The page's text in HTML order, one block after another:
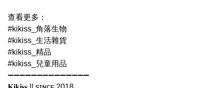
查看更多：
#kikiss_角落生物
#kikiss_生活雜貨
#kikiss_精品
#kikiss_兒童用品
➖➖➖➖➖➖➖➖➖➖➖➖➖➖